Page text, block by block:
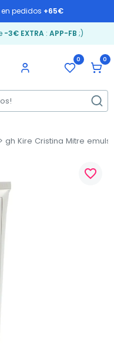
pedidos +65€
-3€ EXTRA: APP-FB ;)
0 0
gh Kire Cristina Mitre
favorite_border